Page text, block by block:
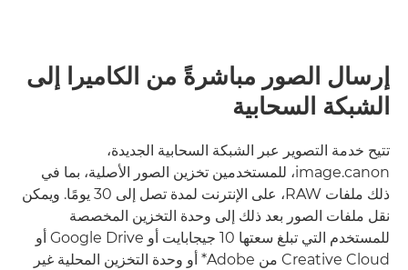
إرسال الصور مباشرةً من الكاميرا إلى
الشبكة السحابية
تتيح خدمة التصوير عبر الشبكة السحابية الجديدة،
image.canon، للمستخدمين تخزين الصور الأصلية، بما في
ذلك ملفات RAW، على الإنترنت لمدة تصل إلى 30 يومًا. ويمكن
نقل ملفات الصور بعد ذلك إلى وحدة التخزين المخصصة
للمستخدم التي تبلغ سعتها 10 جيجابايت أو Google Drive أو
Creative Cloud من Adobe* أو وحدة التخزين المحلية غير